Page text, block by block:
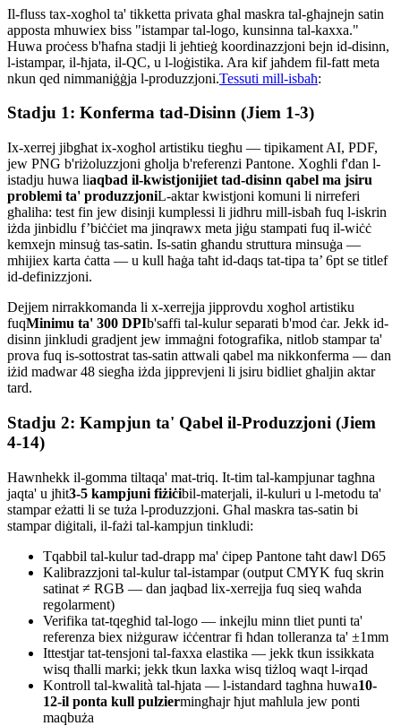
Il-fluss tax-xogħol ta' tikketta privata għal maskra tal-għajnejn satin
apposta mhuwiex biss "istampar tal-logo, kunsinna tal-kaxxa."
Huwa proċess b'ħafna stadji li jeħtieġ koordinazzjoni bejn id-disinn,
l-istampar, il-ħjata, il-QC, u l-loġistika. Ara kif jaħdem fil-fatt meta
nkun qed nimmaniġġja l-produzzjoni.Tessuti mill-isbaħ:
Stadju 1: Konferma tad-Disinn (Jiem 1-3)
Ix-xerrej jibgħat ix-xogħol artistiku tiegħu — tipikament AI, PDF,
jew PNG b'riżoluzzjoni għolja b'referenzi Pantone. Xogħli f'dan l-
istadju huwa liaqbad il-kwistjonijiet tad-disinn qabel ma jsiru
problemi ta' produzzjoniL-aktar kwistjoni komuni li nirreferi
għaliha: test fin jew disinji kumplessi li jidhru mill-isbaħ fuq l-iskrin
iżda jinbidlu f’biċċiet ma jinqrawx meta jiġu stampati fuq il-wiċċ
kemxejn minsuġ tas-satin. Is-satin għandu struttura minsuġa —
mhijiex karta ċatta — u kull ħaġa taħt id-daqs tat-tipa ta’ 6pt se titlef
id-definizzjoni.
Dejjem nirrakkomanda li x-xerrejja jipprovdu xogħol artistiku
fuqMinimu ta' 300 DPIb'saffi tal-kulur separati b'mod ċar. Jekk id-
disinn jinkludi gradjent jew immaġni fotografika, nitlob stampar ta'
prova fuq is-sottostrat tas-satin attwali qabel ma nikkonferma — dan
iżid madwar 48 siegħa iżda jipprevjeni li jsiru bidliet għaljin aktar
tard.
Stadju 2: Kampjun ta' Qabel il-Produzzjoni (Jiem
4-14)
Hawnhekk il-gomma tiltaqa' mat-triq. It-tim tal-kampjunar tagħna
jaqta' u jħit3-5 kampjuni fiżiċibil-materjali, il-kuluri u l-metodu ta'
stampar eżatti li se tuża l-produzzjoni. Għal maskra tas-satin bi
stampar diġitali, il-fażi tal-kampjun tinkludi:
Tqabbil tal-kulur tad-drapp ma' ċipep Pantone taħt dawl D65
Kalibrazzjoni tal-kulur tal-istampar (output CMYK fuq skrin
satinat ≠ RGB — dan jaqbad lix-xerrejja fuq sieq waħda
regolarment)
Verifika tat-tqegħid tal-logo — inkejlu minn tliet punti ta'
referenza biex niżguraw iċċentrar fi ħdan tolleranza ta' ±1mm
Ittestjar tat-tensjoni tal-faxxa elastika — jekk tkun issikkata
wisq tħalli marki; jekk tkun laxka wisq tiżloq waqt l-irqad
Kontroll tal-kwalità tal-ħjata — l-istandard tagħna huwa10-
12-il ponta kull pulziermingħajr ħjut maħlula jew ponti
maqbuża